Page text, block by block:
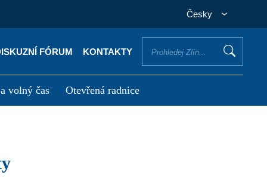
Česky
FÓRUM KONTAKTY
volný čas Otevřená radnice